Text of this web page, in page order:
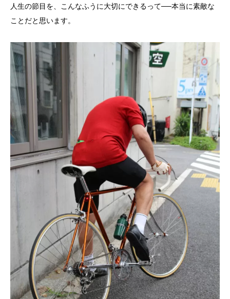
人生の節目を、こんなふうに大切にできるって──本当に素敵な
ことだと思います。